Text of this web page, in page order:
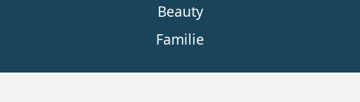
Beauty
Familie